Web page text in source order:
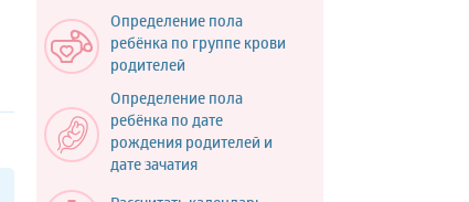
Определение пола
ребёнка по группе крови
родителей
Определение пола
ребёнка по дате
рождения родителей и
дате зачатия